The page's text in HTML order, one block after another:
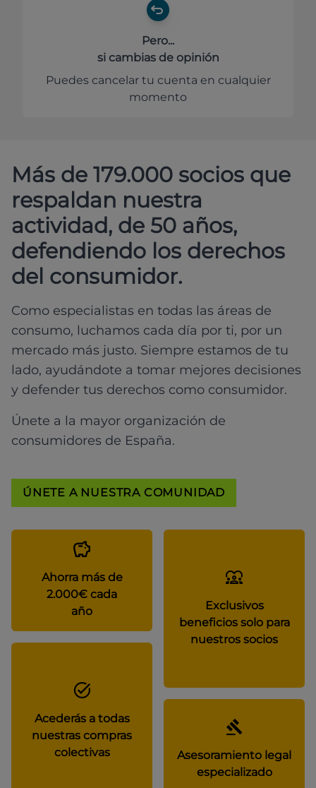
Pero...
si cambias de opinión
Puedes cancelar tu cuenta en cualquier
momento
Más de 179.000 socios que
respaldan nuestra
actividad, de 50 años,
defendiendo los derechos
del consumidor.
Como especialistas en todas las áreas de
consumo, luchamos cada día por ti, por un
mercado más justo. Siempre estamos de tu
lado, ayudándote a tomar mejores decisiones
y defender tus derechos como consumidor.
Únete a la mayor organización de
consumidores de España.
ÚNETE A NUESTRA COMUNIDAD
Ahorra más de
2.000€ cada
año
Exclusivos
beneficios solo para
nuestros socios
Acederás a todas
nuestras compras
colectivas
Asesoramiento legal
especializado